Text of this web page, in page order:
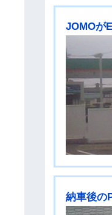
JOMOが
納車後の